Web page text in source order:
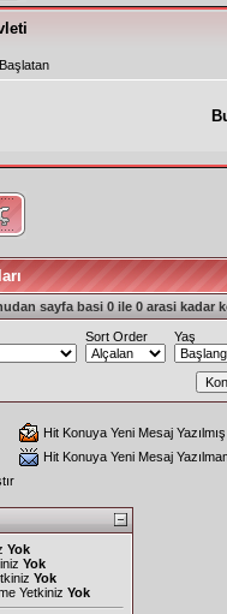
sayfa basi 0 ile 0 arasi kadar
Sort Order Yaş
Hit Konuya Yeni Mesaj Yazılmış
Hit Konuya Yeni Mesaj
Yok
Yok
Yok
Yetkiniz Yok